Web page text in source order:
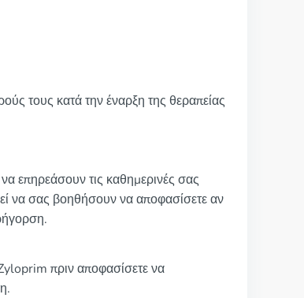
τους κατά την έναρξη της θεραπείας
επηρεάσουν τις καθημερινές σας
να σας βοηθήσουν να αποφασίσετε αν
πριν αποφασίσετε να